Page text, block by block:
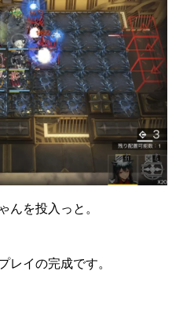
んを投入っと。
レイの完成です。